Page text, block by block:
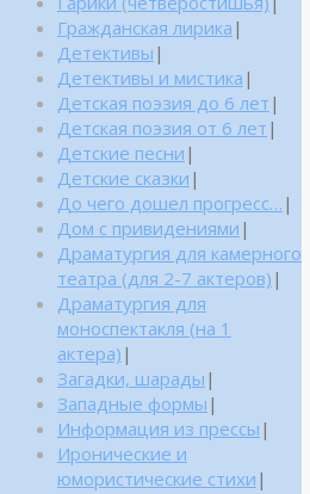
Гражданская лирика |
Детективы |
Детективы и мистика |
Детская поэзия до 6 лет |
Детская поэзия от 6 лет |
Детские песни |
Детские сказки |
До чего дошел прогресс… |
Дом с привидениями |
Драматургия для камерного
театра (для 2-7 актеров) |
Драматургия для
моноспектакля (на 1
актера) |
Загадки, шарады |
Западные формы |
Информация из прессы |
Иронические и
юмористические стихи |